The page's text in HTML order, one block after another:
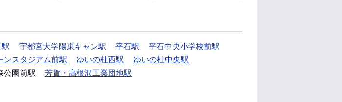
駅 宇都宮大学陽東キャン駅 平石駅
平石中央小学校前駅
ンスタジアム前駅 ゆいの杜西駅
ゆいの杜中央駅
公園前駅 芳賀・高根沢工業団地駅